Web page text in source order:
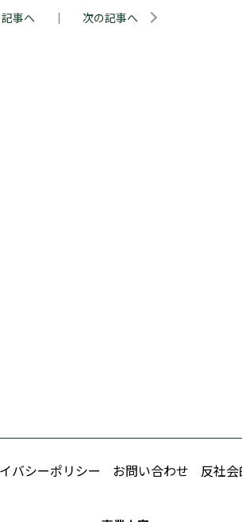
事へ ｜ 次の記事へ
バシーポリシー お問い合わせ 反社